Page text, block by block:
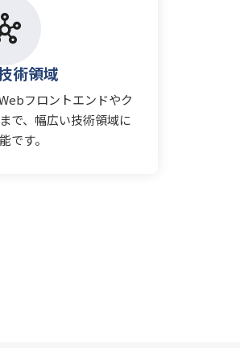
術領域
フロントエンドやク
で、幅広い技術領域に
です。